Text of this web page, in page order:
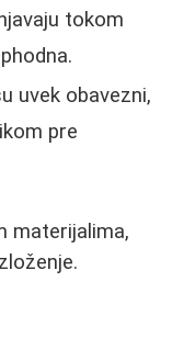
tokom
uvek obavezni,
pre
materijalima,